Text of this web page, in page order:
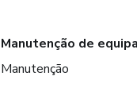
Manutenção de
Manutenção